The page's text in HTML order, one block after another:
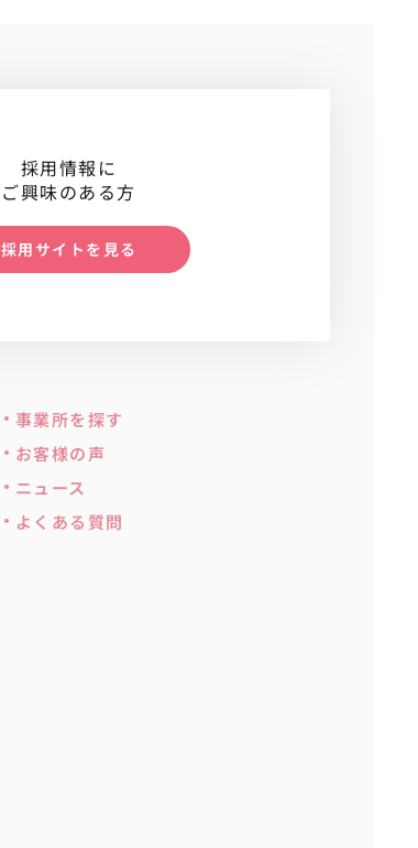
採用情報に
ご興味のある方
採用サイトを見る
事業所を探す
お客様の声
ニュース
よくある質問